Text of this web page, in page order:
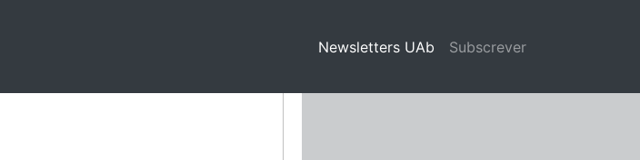
Newsletters UAb (current)
Subscrever